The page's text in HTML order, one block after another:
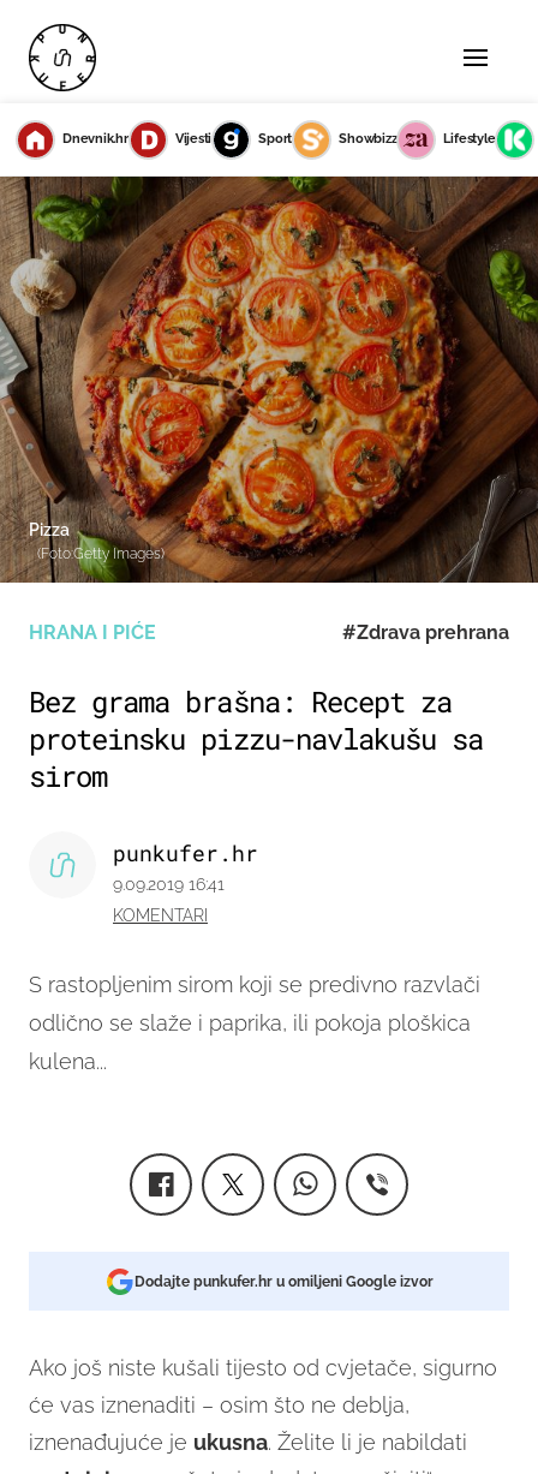
Dnevnik.hr Vijesti Sport Showbizz Lifestyle
HRANA I PIĆE #Zdrava prehrana
Bez grama brašna: Recept za
proteinsku pizzu-navlakušu sa
sirom
S rastopljenim sirom koji se predivno razvlači
odlično se slaže i paprika, ili pokoja ploškica
kulena...
punkufer.hr
9.09.2019 16:41
KOMENTARI
Pizza
(Foto:Getty Images)
Dodajte punkufer.hr u omiljeni Google izvor
Ako još niste kušali tijesto od cvjetače, sigurno
će vas iznenaditi – osim što ne deblja,
iznenađujuće je ukusna. Želite li je nabildati